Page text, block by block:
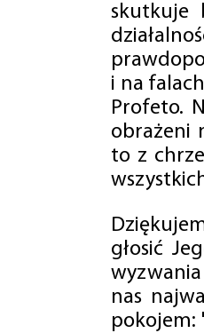
skutkuje
i na
Profeto.
obrażeni
to z
głosić
nas
pokojem: